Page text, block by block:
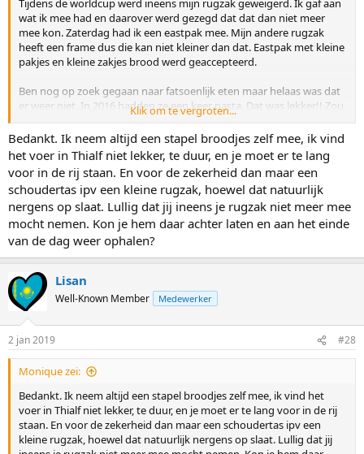
Tijdens de worldcup werd ineens mijn rugzak geweigerd. Ik gaf aan
wat ik mee had en daarover werd gezegd dat dat dan niet meer
mee kon. Zaterdag had ik een eastpak mee. Mijn andere rugzak
heeft een frame dus die kan niet kleiner dan dat. Eastpak met kleine
pakjes en kleine zakjes brood werd geaccepteerd.
Ben nog op zoek gegaan naar fatsoenlijk eten maar helaas was dat
er weer niet. In 2016 hadden ze een keer pasta. Dat was lekker!! Zou
dat vaker willen zien. Als ze dan ook nog wat meer catering op
Noord hebben en je niet lang in de rij staat, wil ik misschien wel wat
meer kopen daar. Moet wel wat gezond zijn ipv vette hap.
Ik moet wel zeggen dat ik dezelfde beveiliger had als tijdens de
worldcup die me aansprak op die tas. Miss was ie coulant omdat ik
andere tas mee had.
Maar ja als ik uit Den Haag komt en met het OV dan heb ik
automatisch meer mee.
Klik om te vergroten...
Bedankt. Ik neem altijd een stapel broodjes zelf mee, ik vind
het voer in Thialf niet lekker, te duur, en je moet er te lang
voor in de rij staan. En voor de zekerheid dan maar een
schoudertas ipv een kleine rugzak, hoewel dat natuurlijk
nergens op slaat. Lullig dat jij ineens je rugzak niet meer mee
mocht nemen. Kon je hem daar achter laten en aan het einde
van de dag weer ophalen?
Lisan
Well-Known Member Medewerker
2 jan 2019 #28
Monique zei:
Bedankt. Ik neem altijd een stapel broodjes zelf mee, ik vind het
voer in Thialf niet lekker, te duur, en je moet er te lang voor in de rij
staan. En voor de zekerheid dan maar een schoudertas ipv een
kleine rugzak, hoewel dat natuurlijk nergens op slaat. Lullig dat jij